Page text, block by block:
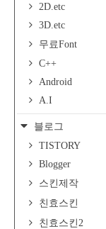
2D.etc
3D.etc
무료Font
C++
Android
A.I
블로그
TISTORY
Blogger
스킨제작
친효스킨
친효스킨2